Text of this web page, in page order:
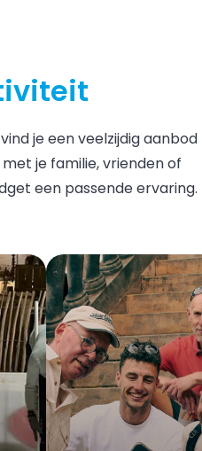
je een veelzijdig aanbod
je familie, vrienden of
een passende ervaring.